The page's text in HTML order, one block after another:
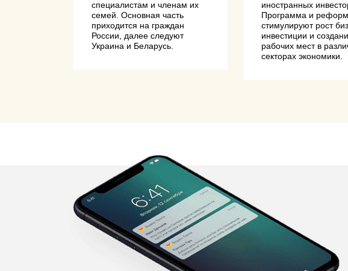
специалистам и членам их
семей. Основная часть
приходится на граждан
России, далее следуют
Украина и Беларусь.
иностранных
Программа и
стимулируют рост
инвестиции и
рабочих мест в
секторах экономики.